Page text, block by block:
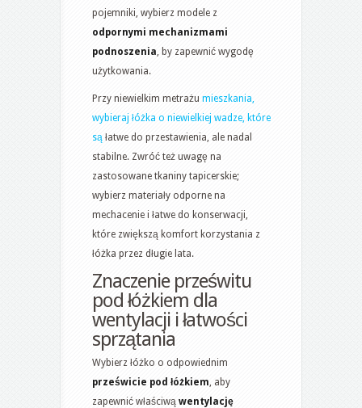
pojemniki, wybierz modele z
odpornymi mechanizmami
podnoszenia, by zapewnić wygodę
użytkowania.
Przy niewielkim metrażu mieszkania,
wybieraj łóżka o niewielkiej wadze, które
są łatwe do przestawienia, ale nadal
stabilne. Zwróć też uwagę na
zastosowane tkaniny tapicerskie;
wybierz materiały odporne na
mechacenie i łatwe do konserwacji,
które zwiększą komfort korzystania z
łóżka przez długie lata.
Znaczenie prześwitu
pod łóżkiem dla
wentylacji i łatwości
sprzątania
Wybierz łóżko o odpowiednim
prześwicie pod łóżkiem, aby
zapewnić właściwą wentylację